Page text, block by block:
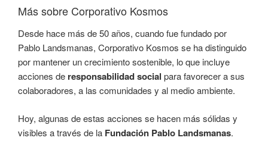
Más sobre Corporativo Kosmos
Desde hace más de 50 años, cuando fue fundado por
Pablo Landsmanas, Corporativo Kosmos se ha distinguido
por mantener un crecimiento sostenible, lo que incluye
acciones de responsabilidad social para favorecer a sus
colaboradores, a las comunidades y al medio ambiente.
Hoy, algunas de estas acciones se hacen más sólidas y
visibles a través de la Fundación Pablo Landsmanas.